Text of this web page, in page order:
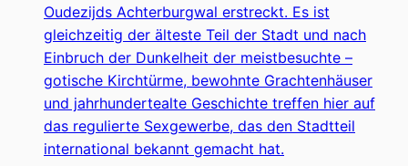
Oudezijds Achterburgwal erstreckt. Es ist
gleichzeitig der älteste Teil der Stadt und nach
Einbruch der Dunkelheit der meistbesuchte –
gotische Kirchtürme, bewohnte Grachtenhäuser
und jahrhundertealte Geschichte treffen hier auf
das regulierte Sexgewerbe, das den Stadtteil
international bekannt gemacht hat.